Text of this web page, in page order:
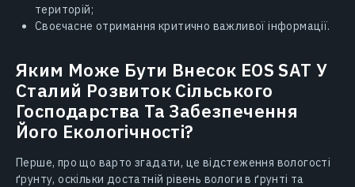
територій;
Своєчасне отримання критично важливої ​​інформації.
Яким Може Бути Внесок EOS SAT У
Сталий Розвиток Сільського
Господарства Та Забезпечення
Його Екологічності?
Перше, про що варто згадати, це відстеження вологості
ґрунту, оскільки достатній рівень вологи в ґрунті та